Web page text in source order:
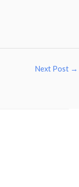
Next Post →